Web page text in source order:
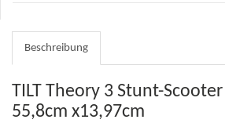
Beschreibung
TILT Theory 3 Stunt-
55,8cm x13,97cm